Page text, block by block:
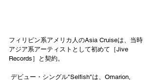
フィリピン系アメリカ人のAsia Cruiseは、当時
アジア系アーティストとして初めて［Jive
Records］と契約。
デビュー・シングル"Selfish"は、Omarion,